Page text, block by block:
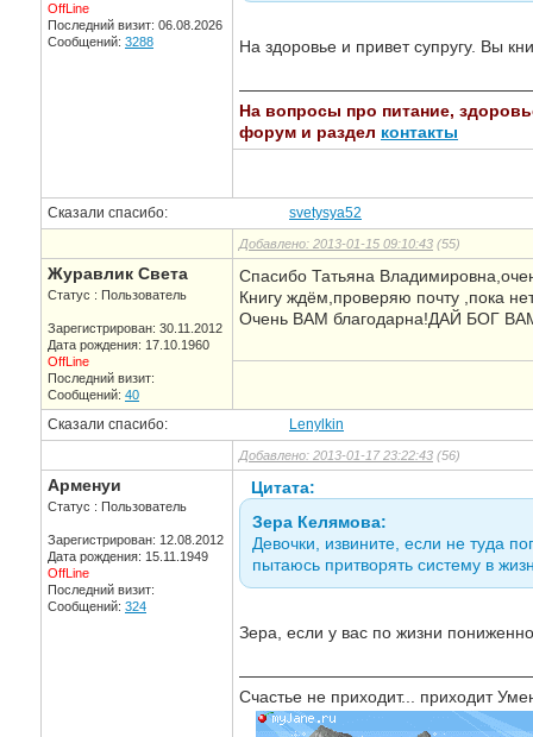
OffLine
Последний визит: 06.08.2026
Сообщений: 3288 На здоровье и привет супругу. Вы
На вопросы про питание,
форум и раздел контакты
Сказали спасибо: svetysya52
Добавлено: 2013-01-15 09:10:43 (55)
Журавлик Света
Статус : Пользователь
Зарегистрирован: 30.11.2012
Дата рождения: 17.10.1960
OffLine
Последний визит:
Сообщений: 40
Спасибо Татьяна
Книгу ждём,проверяю почту ,пока
Очень ВАМ благодарна!ДАЙ БОГ
Сказали спасибо: Lenylkin
Добавлено: 2013-01-17 23:22:43 (56)
Арменуи
Статус : Пользователь
Зарегистрирован: 12.08.2012
Дата рождения: 15.11.1949
OffLine
Последний визит:
Сообщений: 324
Цитата:
Зера Келямова:
Девочки, извините, если не туда
пытаюсь притворять систему в
Зера, если у вас по жизни
Счастье не приходит... приходит